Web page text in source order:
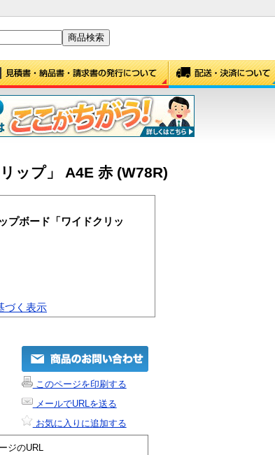
ップ」 A4E 赤 (W78R)
プボード「ワイドクリッ
づく表示
このページを印刷する
メールでURLを送る
お気に入りに追加する
ジのURL